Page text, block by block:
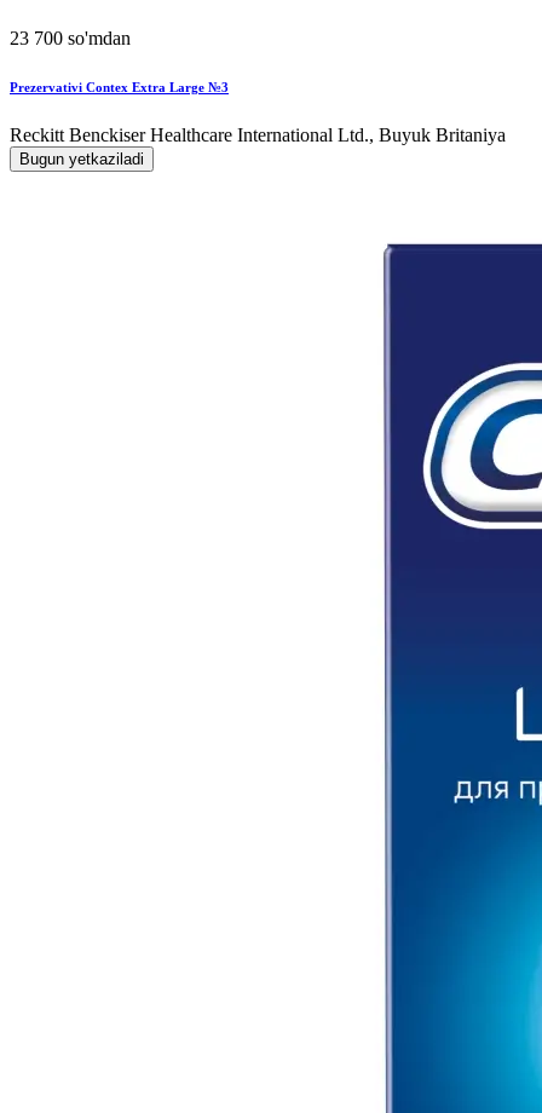
23 700 so'mdan
Prezervativi Contex Extra Large №3
Reckitt Benckiser Healthcare International Ltd., Buyuk Britaniya
Bugun yetkaziladi